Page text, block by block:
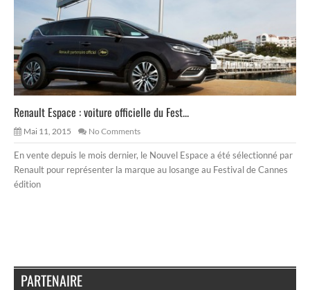
Renault Espace : voiture officielle du Fest...
Mai 11, 2015 No Comments
En vente depuis le mois dernier, le Nouvel Espace a été sélectionné par
Renault pour représenter la marque au losange au Festival de Cannes
édition
PARTENAIRE